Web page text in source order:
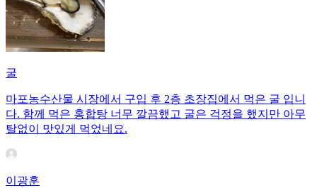
굴
마포농수산물 시장에서 구입 후 2층 초장집에서 먹은 굴 입니
다. 함께 먹은 홍합탕 너무 깔끔했고 굴은 걱정을 했지만 아무
탈없이 맛있게 먹었네요.
이광훈